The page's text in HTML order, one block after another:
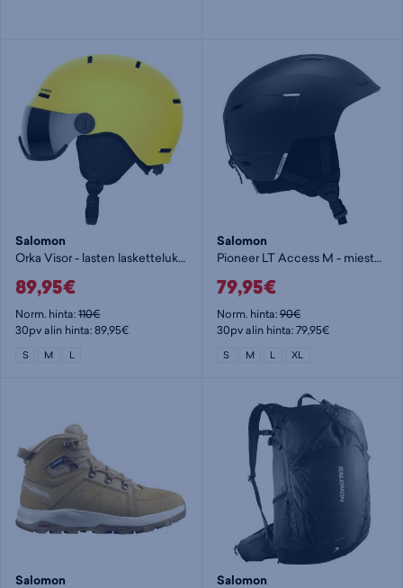
Salomon
Orka Visor - lasten laskettelukypärä
89,95€
Norm. hinta:110€
30pv alin hinta: 89,95€
S M L
Salomon
Pioneer LT Access M - miesten laskettelukypärä
79,95€
Norm. hinta:90€
30pv alin hinta: 79,95€
S M L XL
Salomon Salomon